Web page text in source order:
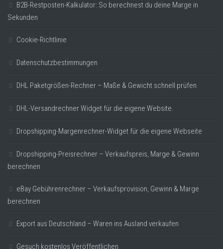
B2B-Restposten-Kalkulator: So berechnest du deine Marge in
Sekunden
Cookie-Richtlinie
Datenschutzbestimmungen
DHL Paketgrößen-Rechner – Maße & Gewicht schnell prüfen
DHL-Versandrechner Widget für die eigene Website.
Dropshipping-Margenrechner-Widget für die eigene Webseite
Dropshipping-Preisrechner – Verkaufspreis, Marge & Gewinn
berechnen
eBay Gebührenrechner – Verkaufsprovision, Gewinn & Marge
berechnen
Export aus Deutschland – Waren ins Ausland verkaufen
Gesuch kostenlos Veröffentlichen